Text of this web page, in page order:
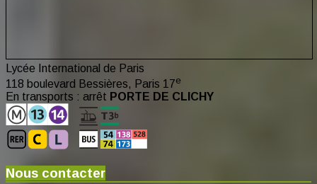
Lycée International de Paris
118 boulevard Bessières, Paris 17e
En transports : arrêt PORTE DE CLICHY
Nous contacter